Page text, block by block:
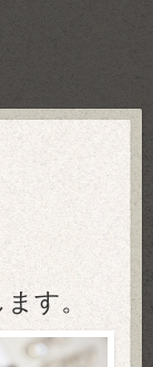
す。